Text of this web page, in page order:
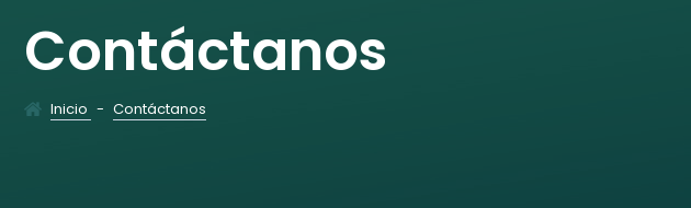
Contáctanos
Inicio - Contáctanos